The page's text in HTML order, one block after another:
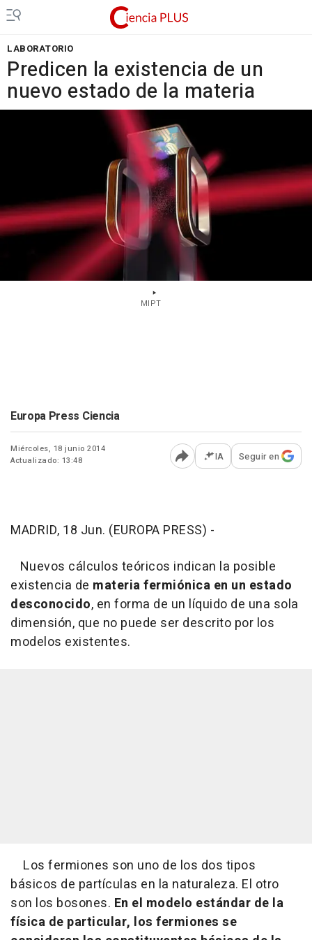
LABORATORIO
Predicen la existencia de un
nuevo estado de la materia
MIPT
Europa Press Ciencia
Miércoles, 18 junio 2014
Actualizado: 13:48
Abrir opciones para
IA Seguir en
MADRID, 18 Jun. (EUROPA PRESS) -
Nuevos cálculos teóricos indican la posible
existencia de materia fermiónica en un estado
desconocido, en forma de un líquido de una sola
dimensión, que no puede ser descrito por los
modelos existentes.
Los fermiones son uno de los dos tipos
básicos de partículas en la naturaleza. El otro
son los bosones. En el modelo estándar de la
física de particular, los fermiones se